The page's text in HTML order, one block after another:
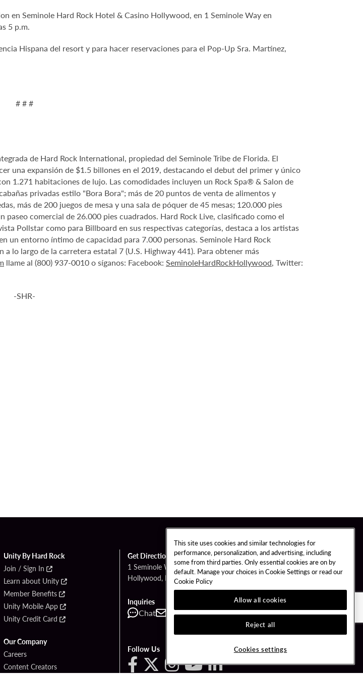
en Seminole Hard Rock Hotel & Casino Hollywood, en 1 Seminole Way en
5 p.m.
Hispana del resort y para hacer reservaciones para el Pop-Up Sra. Martínez,
# # #
de Hard Rock International, propiedad del Seminole Tribe de Florida. El
una expansión de $1.5 billones en el 2019, destacando el debut del primer y único
1.271 habitaciones de lujo. Las comodidades incluyen un Rock Spa® & Salon de
privadas estilo "Bora Bora"; más de 20 puntos de venta de alimentos y
más de 200 juegos de mesa y una sala de póquer de 45 mesas; 120.000 pies
comercial de 26.000 pies cuadrados. Hard Rock Live, clasificado como el
Pollstar como para Billboard en sus respectivas categorías, destaca a los artistas
un entorno íntimo de capacidad para 7.000 personas. Seminole Hard Rock
lo largo de la carretera estatal 7 (U.S. Highway 441). Para obtener más
llame al (800) 937-0010 o síganos: Facebook: SeminoleHardRockHollywood, Twitter:
-SHR-
Unity By Hard Rock
Join / Sign In
Learn about Unity
Member Benefits
Unity Mobile App
Unity Credit Card
Our Company
Careers
Content Creators
Get Directions
1 Seminole Way
Hollywood, FL 33314
Inquiries
Chat Contact Call
Follow Us
This site uses cookies and similar technologies for
performance, personalization, and advertising, including
some from third parties. Only essential cookies are on by
default. Manage your choices in Cookie Settings or read our
Cookie Policy
Allow all cookies
Reject all
Cookies settings